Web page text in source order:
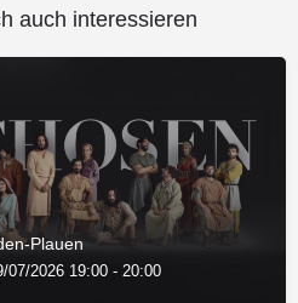
auch interessieren
Plauen
07/2026 19:00 - 20:00